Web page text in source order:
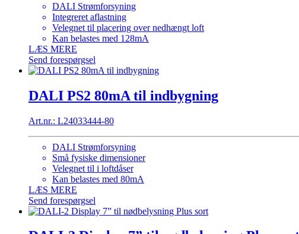
DALI Strømforsyning
Integreret aflastning
Velegnet til placering over nedhængt loft
Kan belastes med 128mA
LÆS MERE
Send forespørgsel
DALI PS2 80mA til indbygning
Art.nr.: L24033444-80
DALI Strømforsyning
Små fysiske dimensioner
Velegnet til i loftdåser
Kan belastes med 80mA
LÆS MERE
Send forespørgsel